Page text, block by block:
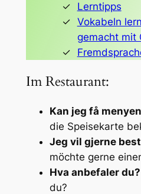
Lerntipps
Vokabeln
gemacht mit
Im Restaurant:
Kan jeg få
die Speisekarte
Jeg vil gjerne
möchte gerne
Hva anbefaler du?
du?